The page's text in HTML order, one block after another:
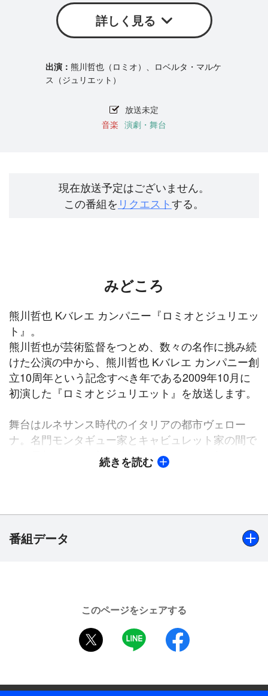
詳しく見る
熊川哲也（ロミオ）、ロベルタ・マルケ
ス（ジュリエット）
放送未定
音楽 演劇・舞台
現在放送予定はございません。
この番組を リクエストする。
みどころ
熊川哲也 Kバレエ カンパニー『ロミオとジュリエッ
ト』。
熊川哲也が芸術監督をつとめ、数々の名作に挑み続
けた公演の中から、熊川哲也 Kバレエ カンパニー創
立10周年という記念すべき年である2009年10月に
初演した『ロミオとジュリエット』を放送します。
舞台はルネサンス時代のイタリアの都市ヴェロー
ナ。名門モンタギュー家とキャビュレット家の間で
は、長年にわたり敵対関係が続いており、何かにつ
けて諍いが耐えない。モンタギューの息子ロミオに
キューシオとベンヴォーリオと共に、キャビュレッ
ト家の舞踏会に忍び込む。だが、そこでロミオを待
ち受けていたのはキャビュレットの娘ジュリエット
婚する。しかしその直後、運命を狂わす事件が起こ
る。市場でキャビュレット夫人の甥ティボルトが仕
掛けてきた争いにより、親友マキューシオが命を落
としてしまったのだ。逆上したロミオは、ティボル
ことになる。束の間の逢瀬の後、悲しみに打ちひし
続きを読む
番組データ
熊川哲也（ロミオ）、ロベルタ・マルケス（ジュリエッ
このページをシェアする
twitter
LINE